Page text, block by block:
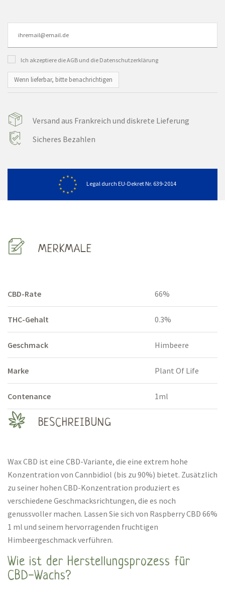
Ich akzeptiere die AGB und die Datenschutzerklärung
Wenn lieferbar, bitte benachrichtigen
Versand aus Frankreich und diskrete Lieferung
Sicheres Bezahlen
Legal durch EU-Dekret Nr. 639-2014
MERKMALE
CBD-Rate 66%
THC-Gehalt 0.3%
Geschmack Himbeere
Marke Plant Of Life
Contenance 1ml
BESCHREIBUNG
Wax CBD ist eine CBD-Variante, die eine extrem hohe
Konzentration von Cannbidiol (bis zu 90%) bietet. Zusätzlich
zu seiner hohen CBD-Konzentration produziert es
verschiedene Geschmacksrichtungen, die es noch
genussvoller machen. Lassen Sie sich von Raspberry CBD 66%
1 ml und seinem hervorragenden fruchtigen
Himbeergeschmack verführen.
Wie ist der Herstellungsprozess für
CBD-Wachs?